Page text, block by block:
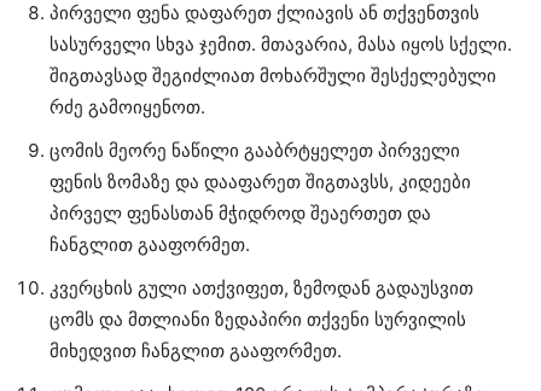
პირველი ფენა დაფარეთ ქლიავის ან თქვენთვის
სასურველი სხვა ჯემით. მთავარია, მასა იყოს სქელი.
შიგთავსად შეგიძლიათ მოხარშული შესქელებული
რძე გამოიყენოთ.
ცომის მეორე ნაწილი გააბრტყელეთ პირველი
ფენის ზომაზე და დააფარეთ შიგთავსს, კიდეები
პირველ ფენასთან მჭიდროდ შეაერთეთ და
ჩანგლით გააფორმეთ.
კვერცხის გული ათქვიფეთ, ზემოდან გადაუსვით
ცომს და მთლიანი ზედაპირი თქვენი სურვილის
მიხედვით ჩანგლით გააფორმეთ.